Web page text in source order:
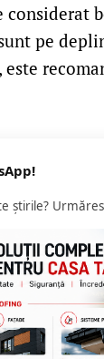
considerat
pe
știrile?